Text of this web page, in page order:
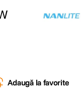
Adaugă la favorite